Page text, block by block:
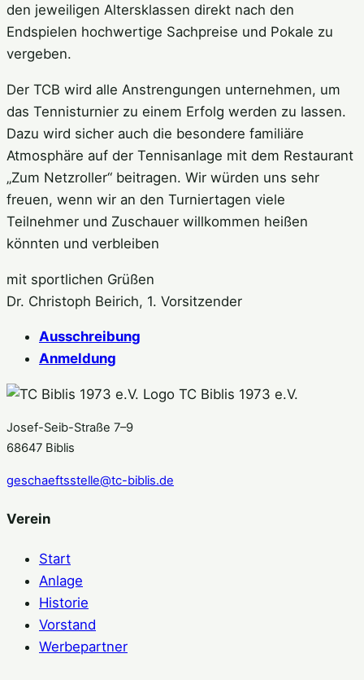
den jeweiligen Altersklassen direkt nach den
Endspielen hochwertige Sachpreise und Pokale zu
vergeben.
Der TCB wird alle Anstrengungen unternehmen, um
das Tennisturnier zu einem Erfolg werden zu lassen.
Dazu wird sicher auch die besondere familiäre
Atmosphäre auf der Tennisanlage mit dem Restaurant
„Zum Netzroller“ beitragen. Wir würden uns sehr
freuen, wenn wir an den Turniertagen viele
Teilnehmer und Zuschauer willkommen heißen
könnten und verbleiben
mit sportlichen Grüßen
Dr. Christoph Beirich, 1. Vorsitzender
Ausschreibung
Anmeldung
TC Biblis 1973 e.V.
Josef-Seib-Straße 7–9
68647 Biblis
geschaeftsstelle@tc-biblis.de
Verein
Start
Anlage
Historie
Vorstand
Werbepartner